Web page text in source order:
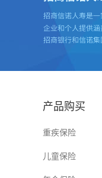
产品购买
重疾保险
儿童保险